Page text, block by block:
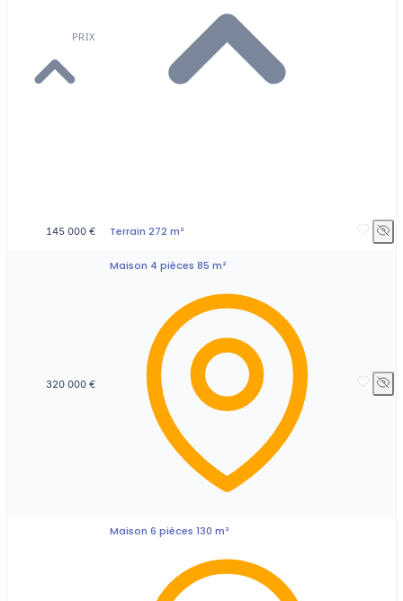
PRIX
145 000 € Terrain 272 m²
320 000 €
Maison 4 pièces 85 m²
Maison 6 pièces 130 m²